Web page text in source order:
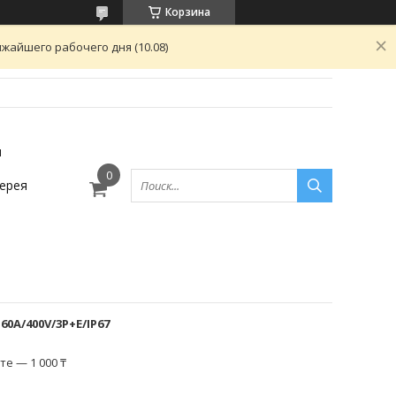
Корзина
рабочего дня (10.08)
400V/3P+E/IP67
— 1 000 ₸